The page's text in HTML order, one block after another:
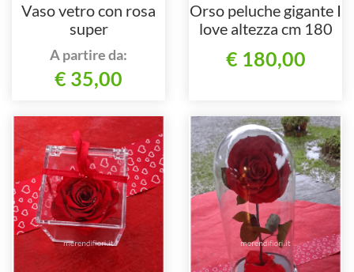
Vaso vetro con rosa
super
A partire da:
€ 35,00
Orso peluche gigante I
love altezza cm 180
€ 180,00